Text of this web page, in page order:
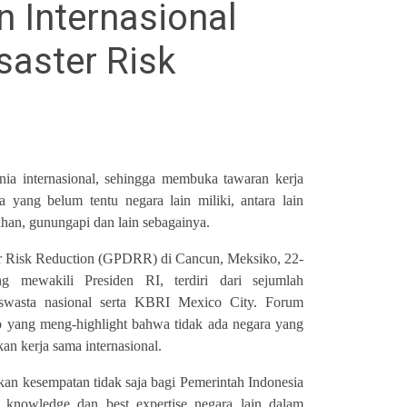
Internasional
Risk
internasional, sehingga membuka tawaran kerja
yang belum tentu negara lain miliki, antara lain
gunungapi dan lain sebagainya.
Risk Reduction (GPDRR) di Cancun, Meksiko, 22-
mewakili Presiden RI, terdiri dari sejumlah
nasional serta KBRI Mexico City. Forum
meng-highlight bahwa tidak ada negara yang
kerja sama internasional.
kesempatan tidak saja bagi Pemerintah Indonesia
dan best expertise negara lain dalam